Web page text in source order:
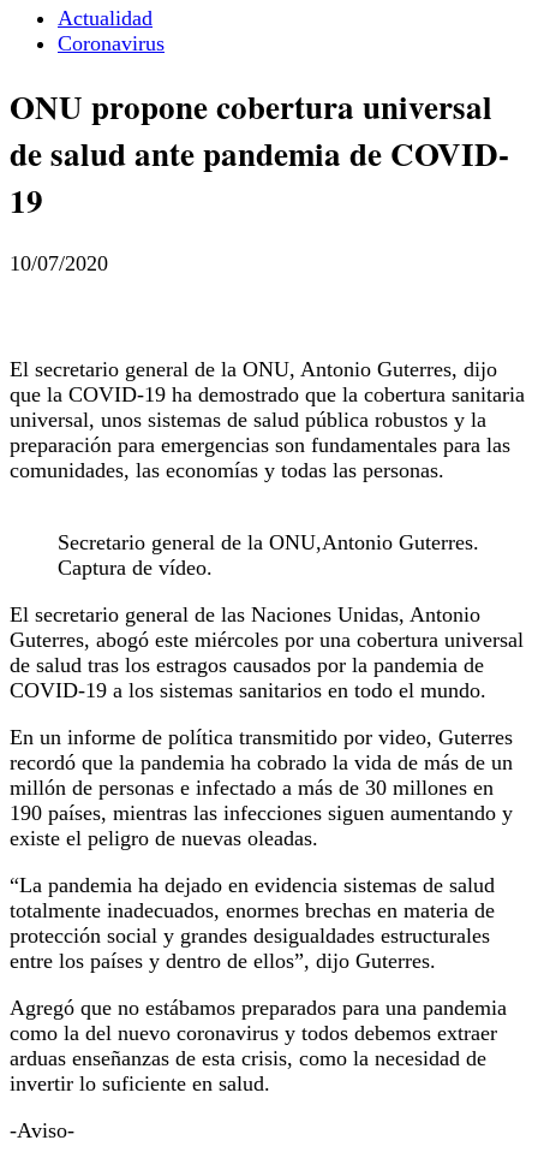
Actualidad
Coronavirus
ONU propone cobertura universal
de salud ante pandemia de COVID-
19
10/07/2020
El secretario general de la ONU, Antonio Guterres, dijo
que la COVID-19 ha demostrado que la cobertura sanitaria
universal, unos sistemas de salud pública robustos y la
preparación para emergencias son fundamentales para las
comunidades, las economías y todas las personas.
Secretario general de la ONU,Antonio Guterres.
Captura de vídeo.
El secretario general de las Naciones Unidas, Antonio
Guterres, abogó este miércoles por una cobertura universal
de salud tras los estragos causados por la pandemia de
COVID-19 a los sistemas sanitarios en todo el mundo.
En un informe de política transmitido por video, Guterres
recordó que la pandemia ha cobrado la vida de más de un
millón de personas e infectado a más de 30 millones en
190 países, mientras las infecciones siguen aumentando y
existe el peligro de nuevas oleadas.
“La pandemia ha dejado en evidencia sistemas de salud
totalmente inadecuados, enormes brechas en materia de
protección social y grandes desigualdades estructurales
entre los países y dentro de ellos”, dijo Guterres.
Agregó que no estábamos preparados para una pandemia
como la del nuevo coronavirus y todos debemos extraer
arduas enseñanzas de esta crisis, como la necesidad de
invertir lo suficiente en salud.
-Aviso-